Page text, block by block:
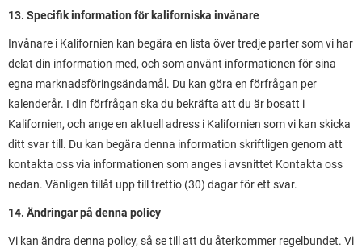
13. Specifik information för kaliforniska invånare
Invånare i Kalifornien kan begära en lista över tredje parter som vi har
delat din information med, och som använt informationen för sina
egna marknadsföringsändamål. Du kan göra en förfrågan per
kalenderår. I din förfrågan ska du bekräfta att du är bosatt i
Kalifornien, och ange en aktuell adress i Kalifornien som vi kan skicka
ditt svar till. Du kan begära denna information skriftligen genom att
kontakta oss via informationen som anges i avsnittet Kontakta oss
nedan. Vänligen tillåt upp till trettio (30) dagar för ett svar.
14. Ändringar på denna policy
Vi kan ändra denna policy, så se till att du återkommer regelbundet. Vi